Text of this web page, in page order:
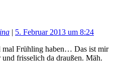
| 5. Februar 2013 um 8:24
mal Frühling haben… Das ist mir
und frisselich da draußen. Mäh.